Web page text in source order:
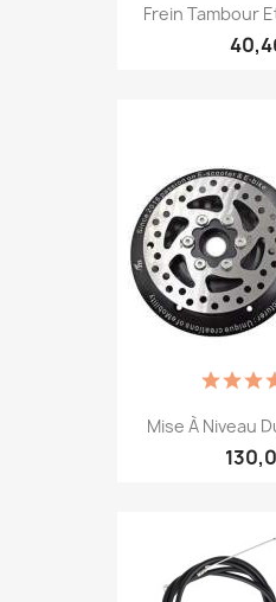
Frein Tambour
Mise À Niveau